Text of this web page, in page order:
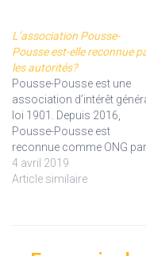
L’association Pousse-
Pousse est-elle reconnue
les autorités?
Pousse-Pousse est une
association d’intérêt
loi 1901. Depuis 2016,
Pousse-Pousse est
reconnue comme ONG par
le gouvernement vietnamien
ce qui est un gage de
4 avril 2019
Article similaire